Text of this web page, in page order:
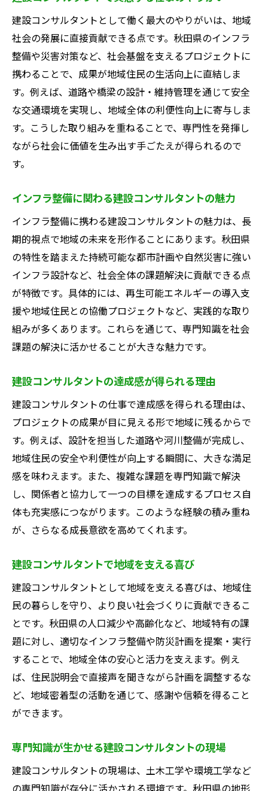
建設コンサルタントとして働く最大のやりがいは、地域
社会の発展に直接貢献できる点です。秋田県のインフラ
整備や災害対策など、社会基盤を支えるプロジェクトに
携わることで、成果が地域住民の生活向上に直結しま
す。例えば、道路や橋梁の設計・維持管理を通じて安全
な交通環境を実現し、地域全体の利便性向上に寄与しま
す。こうした取り組みを重ねることで、専門性を発揮し
ながら社会に価値を生み出す手ごたえが得られるので
す。
インフラ整備に関わる建設コンサルタントの魅力
インフラ整備に携わる建設コンサルタントの魅力は、長
期的視点で地域の未来を形作ることにあります。秋田県
の特性を踏まえた持続可能な都市計画や自然災害に強い
インフラ設計など、社会全体の課題解決に貢献できる点
が特徴です。具体的には、再生可能エネルギーの導入支
援や地域住民との協働プロジェクトなど、実践的な取り
組みが多くあります。これらを通じて、専門知識を社会
課題の解決に活かせることが大きな魅力です。
建設コンサルタントの達成感が得られる理由
建設コンサルタントの仕事で達成感を得られる理由は、
プロジェクトの成果が目に見える形で地域に残るからで
す。例えば、設計を担当した道路や河川整備が完成し、
地域住民の安全や利便性が向上する瞬間に、大きな満足
感を味わえます。また、複雑な課題を専門知識で解決
し、関係者と協力して一つの目標を達成するプロセス自
体も充実感につながります。このような経験の積み重ね
が、さらなる成長意欲を高めてくれます。
建設コンサルタントで地域を支える喜び
建設コンサルタントとして地域を支える喜びは、地域住
民の暮らしを守り、より良い社会づくりに貢献できるこ
とです。秋田県の人口減少や高齢化など、地域特有の課
題に対し、適切なインフラ整備や防災計画を提案・実行
することで、地域全体の安心と活力を支えます。例え
ば、住民説明会で直接声を聞きながら計画を調整するな
ど、地域密着型の活動を通じて、感謝や信頼を得ること
ができます。
専門知識が生かせる建設コンサルタントの現場
建設コンサルタントの現場は、土木工学や環境工学など
の専門知識が存分に活かされる環境です。秋田県の地形